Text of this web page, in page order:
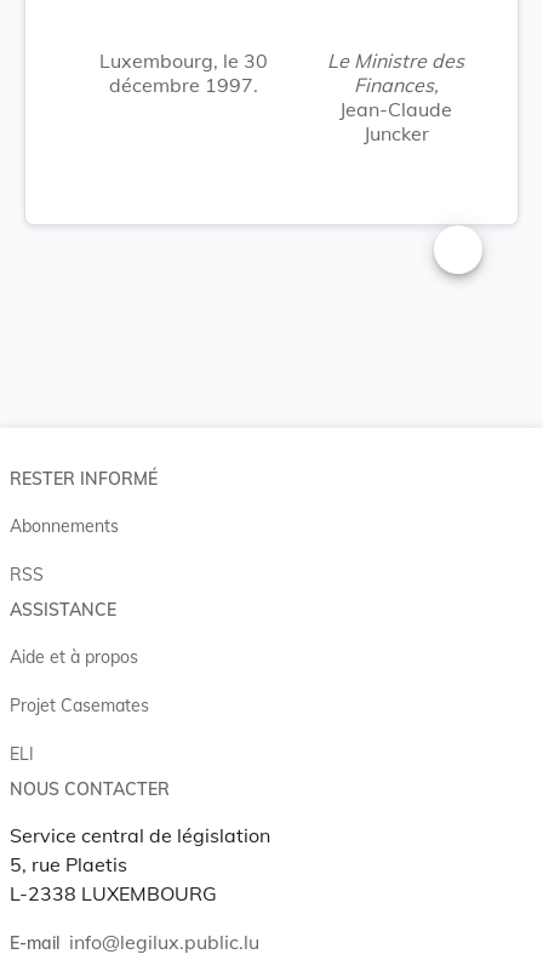
Luxembourg, le 30
décembre 1997.
Le Ministre des
Finances,
Jean-Claude
Juncker
Changer la
RESTER INFORMÉ
Abonnements
RSS
ASSISTANCE
Aide et à propos
Projet Casemates
ELI
NOUS CONTACTER
Service central de législation
5, rue Plaetis
L-2338 LUXEMBOURG
E-mail info@legilux.public.lu